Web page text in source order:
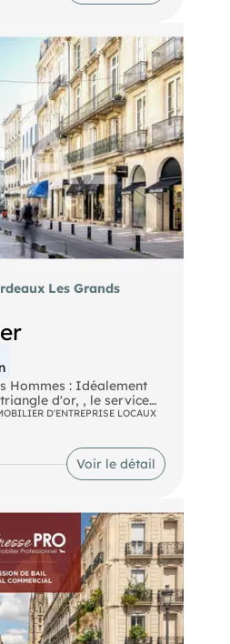
Les Grands
Hommes : Idéalement
d'or, , le service
un local commercial
chaussée et un sous-sol
surface.
D'ENTREPRISE LOCAUX
Voir le détail